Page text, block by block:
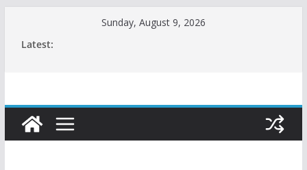
Sunday, August 9, 2026
Latest: